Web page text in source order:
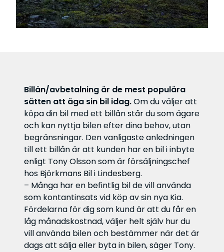
Billån/avbetalning är de mest populära
sätten att äga sin bil idag.Om du väljer att
köpa din bil med ett billån står du som ägare
och kan nyttja bilen efter dina behov, utan
begränsningar. Den vanligaste anledningen
till ett billån är att kunden har en bil i inbyte
enligt Tony Olsson som är försäljningschef
hos Björkmans Bil i Lindesberg.
– Många har en befintlig bil de vill använda
som kontantinsats vid köp av sin nya Kia.
Fördelarna för dig som kund är att du får en
låg månadskostnad, väljer helt själv hur du
vill använda bilen och bestämmer när det är
dags att sälja eller byta in bilen, säger Tony.